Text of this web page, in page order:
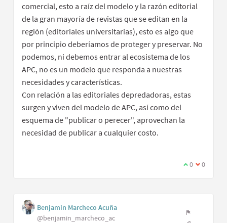
comercial, esto a raíz del modelo y la razón editorial
de la gran mayoría de revistas que se editan en la
región (editoriales universitarias), esto es algo que
por principio deberíamos de proteger y preservar. No
podemos, ni debemos entrar al ecosistema de los
APC, no es un modelo que responda a nuestras
necesidades y características.
Con relación a las editoriales depredadoras, estas
surgen y viven del modelo de APC, así como del
esquema de "publicar o perecer", aprovechan la
necesidad de publicar a cualquier costo.
0 0
Benjamin Marcheco Acuña
@benjamin_marcheco_ac